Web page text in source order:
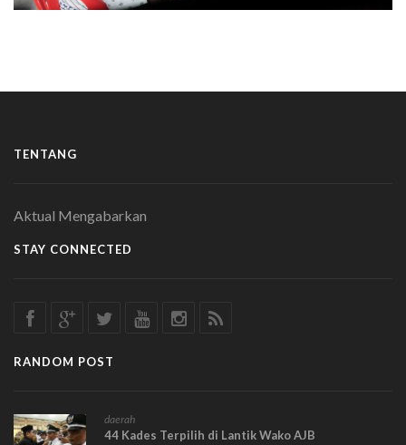
TENTANG
Aktual Mengabarkan
STAY CONNECTED
RANDOM POST
daerah
44 Kades Terpilih di Lantik Wako AJB